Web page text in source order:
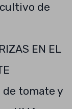
de
EN EL
tomate y